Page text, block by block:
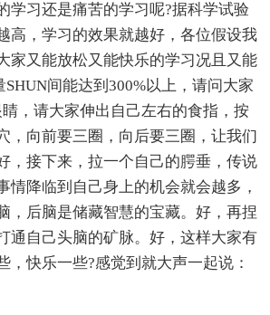
学习还是痛苦的学习呢?据科学试验
高，学习的效果就越好，各位假设我
家又能放松又能快乐的学习况且又能
间能达到300%以上，请问大家
，请大家伸出自己左右的食指，按
，向前要三圈，向后要三圈，让我们
，接下来，拉一个自己的腭垂，传说
情降临到自己身上的机会就会越多，
，后脑是储藏智慧的宝藏。好，再捏
通自己头脑的矿脉。好，这样大家有
，快乐一些?感觉到就大声一起说：